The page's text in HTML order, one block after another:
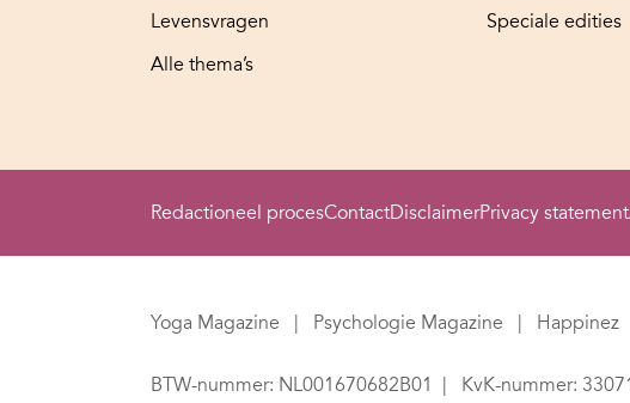
Levensvragen
Alle thema’s
Speciale edities
Redactioneel procesContactDisclaimerPrivacy statement
Yoga Magazine Psychologie Magazine Happinez
BTW-nummer: NL001670682B01 KvK-nummer: